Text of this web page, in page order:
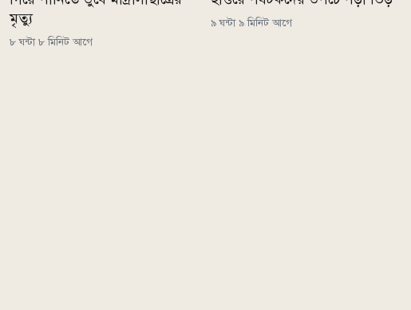
মৃত্যু
৮ ঘন্টা ৮ মিনিট আগে
৯ ঘন্টা ৯ মিনিট আগে